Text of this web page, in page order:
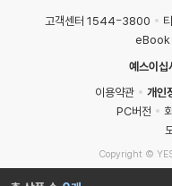
고객센터 1544-3800
eBook
예스이
이용약관
개인
PC버전
Copyright ©
MATOM7